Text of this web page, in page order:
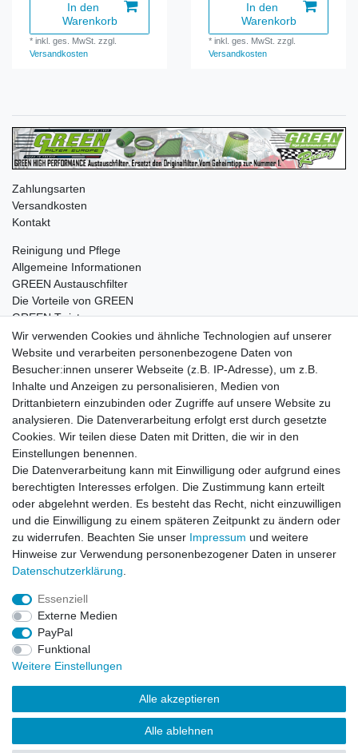
In den
Warenkorb
*inkl. ges. MwSt. zzgl.
Versandkosten
In den
Warenkorb
*inkl. ges. MwSt. zzgl.
Versandkosten
Zahlungsarten
Versandkosten
Kontakt
Reinigung und Pflege
Allgemeine Informationen
GREEN Austauschfilter
Die Vorteile von GREEN
GREEN Twister
Impressum Daten­schutz­erklärung AGB
Barrierefreiheitserklärung Widerrufs­recht
Vertrag widerrufen Kontakt
© Copyright 2026 | Alle Rechte vorbehalten.
Wir verwenden Cookies und ähnliche Technologien auf unserer
Website und verarbeiten personenbezogene Daten von
Besucher:innen unserer Webseite (z.B. IP-Adresse), um z.B.
Inhalte und Anzeigen zu personalisieren, Medien von
Drittanbietern einzubinden oder Zugriffe auf unsere Website zu
analysieren. Die Datenverarbeitung erfolgt erst durch gesetzte
Cookies. Wir teilen diese Daten mit Dritten, die wir in den
Einstellungen benennen.
Die Datenverarbeitung kann mit Einwilligung oder aufgrund eines
berechtigten Interesses erfolgen. Die Zustimmung kann erteilt
oder abgelehnt werden. Es besteht das Recht, nicht einzuwilligen
und die Einwilligung zu einem späteren Zeitpunkt zu ändern oder
zu widerrufen. Beachten Sie unser Impressum und weitere
Hinweise zur Verwendung personenbezogener Daten in unserer
Daten­schutz­erklärung
Essenziell
Externe Medien
PayPal
Funktional
Weitere Einstellungen
Alle akzeptieren
Alle ablehnen